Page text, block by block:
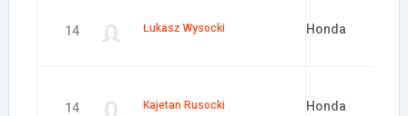
14 Łukasz Wysocki Honda
14 Kajetan Rusocki Honda